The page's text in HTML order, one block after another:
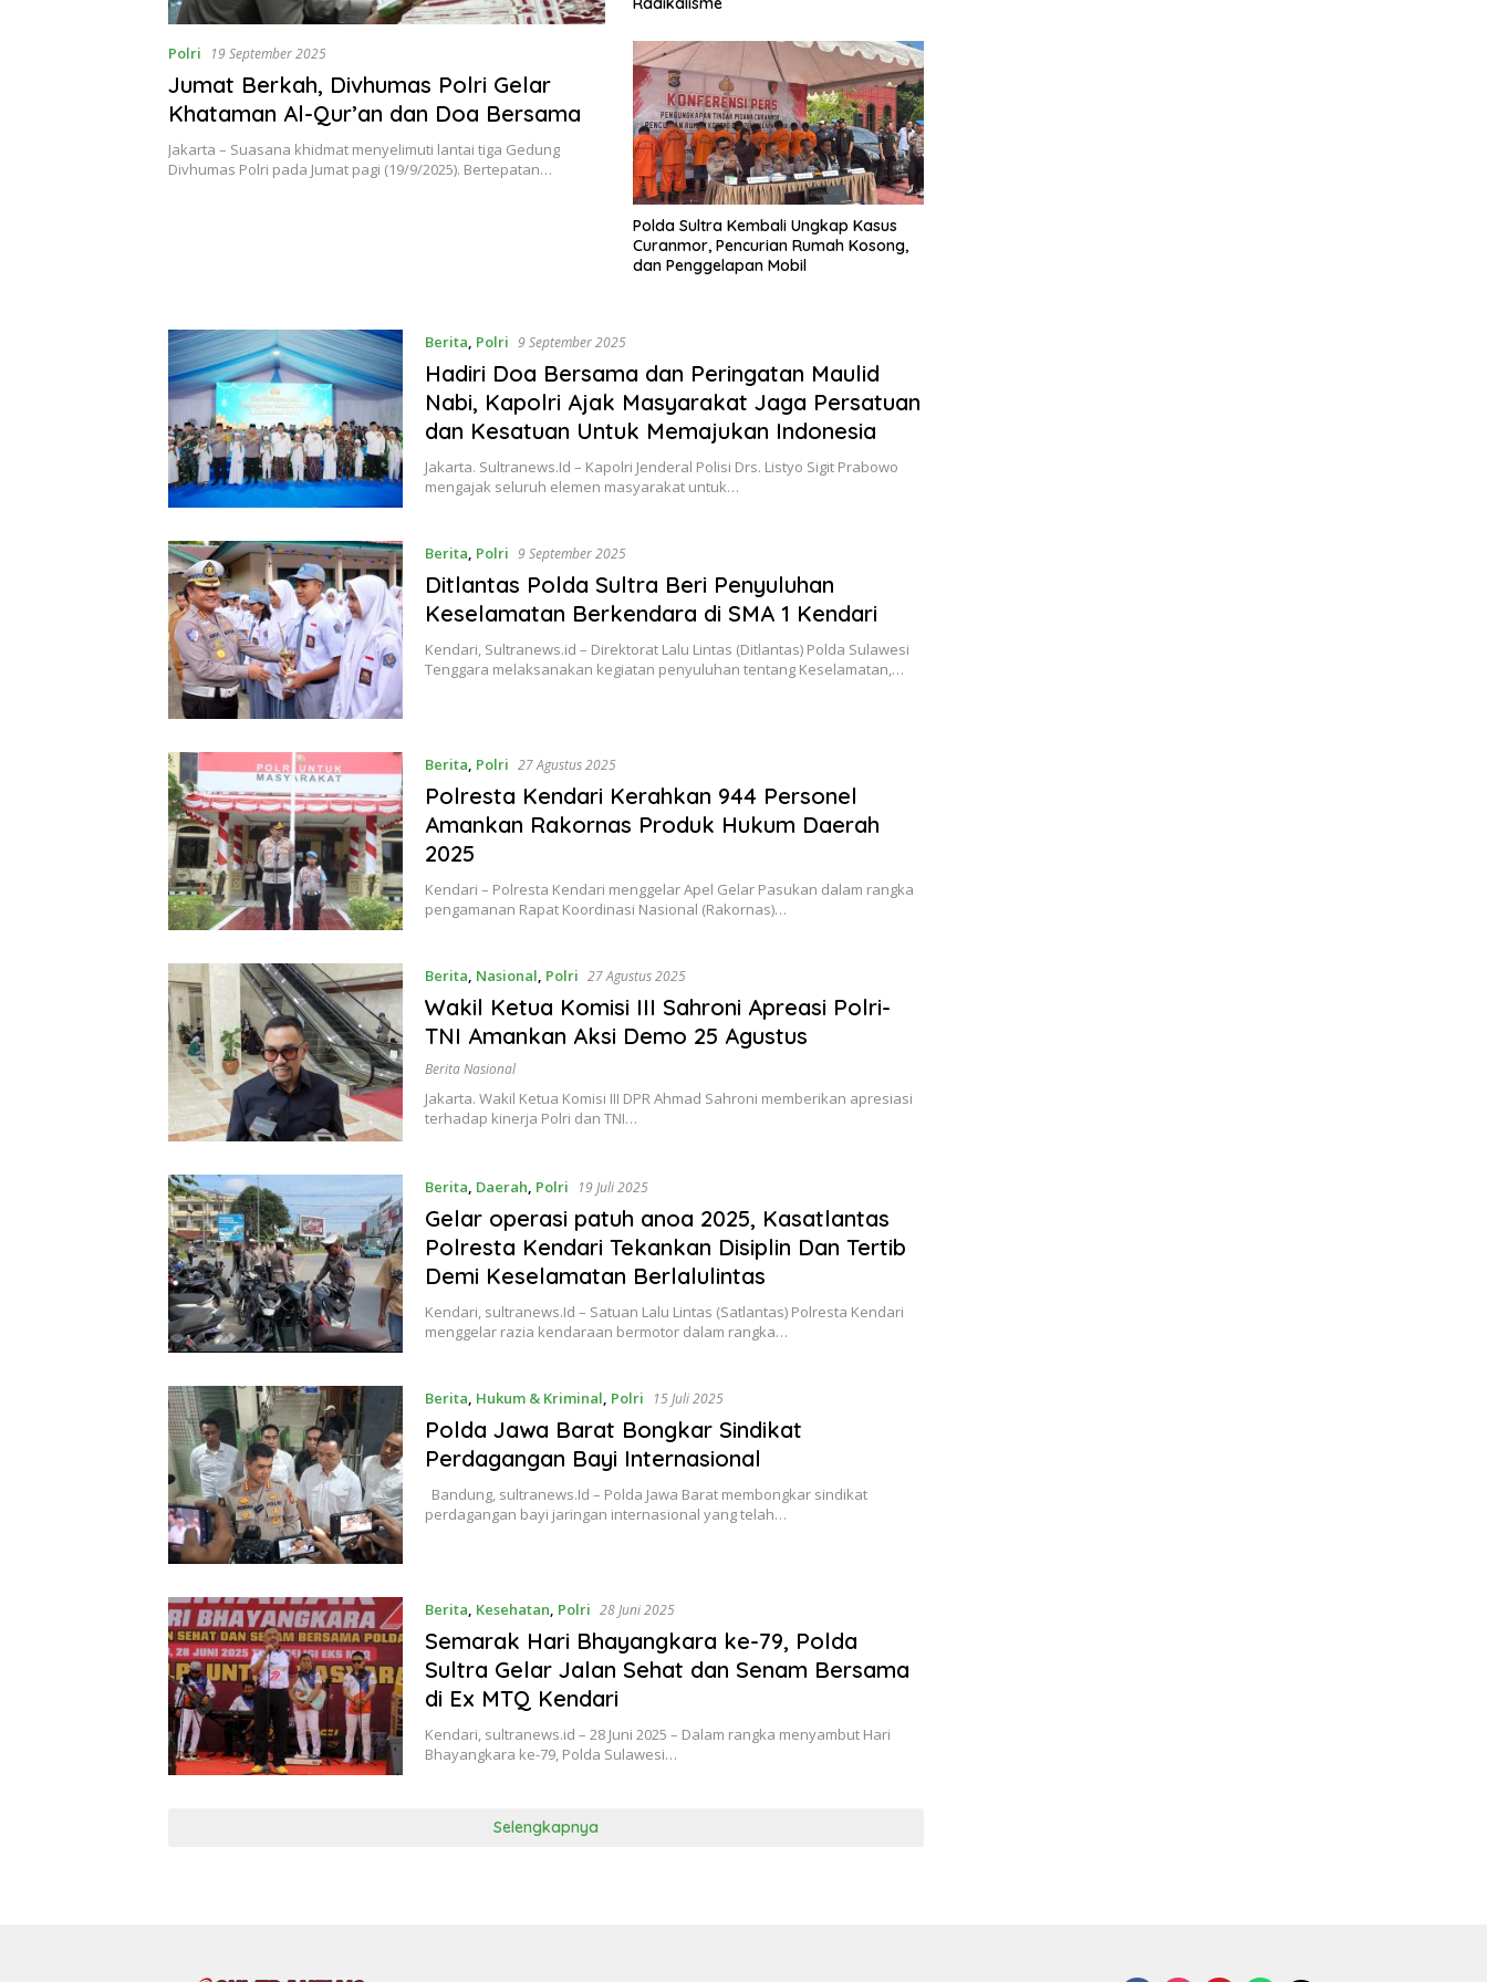
Polri 19 September 2025
Jumat Berkah, Divhumas Polri Gelar
Khataman Al-Qur’an dan Doa Bersama
Jakarta – Suasana khidmat menyelimuti lantai tiga Gedung
Divhumas Polri pada Jumat pagi (19/9/2025). Bertepatan…
Polda Sultra Kembali Ungkap Kasus
Curanmor, Pencurian Rumah Kosong,
dan Penggelapan Mobil
Berita, Polri 9 September 2025
Hadiri Doa Bersama dan Peringatan Maulid
Nabi, Kapolri Ajak Masyarakat Jaga Persatuan
dan Kesatuan Untuk Memajukan Indonesia
Jakarta. Sultranews.Id – Kapolri Jenderal Polisi Drs. Listyo Sigit Prabowo
mengajak seluruh elemen masyarakat untuk…
Berita, Polri 9 September 2025
Ditlantas Polda Sultra Beri Penyuluhan
Keselamatan Berkendara di SMA 1 Kendari
Kendari, Sultranews.id – Direktorat Lalu Lintas (Ditlantas) Polda Sulawesi
Tenggara melaksanakan kegiatan penyuluhan tentang Keselamatan,…
Berita, Polri 27 Agustus 2025
Polresta Kendari Kerahkan 944 Personel
Amankan Rakornas Produk Hukum Daerah
2025
Kendari – Polresta Kendari menggelar Apel Gelar Pasukan dalam rangka
pengamanan Rapat Koordinasi Nasional (Rakornas)…
Berita, Nasional, Polri 27 Agustus 2025
Wakil Ketua Komisi III Sahroni Apreasi Polri-
TNI Amankan Aksi Demo 25 Agustus
Berita Nasional
Jakarta. Wakil Ketua Komisi III DPR Ahmad Sahroni memberikan apresiasi
terhadap kinerja Polri dan TNI…
Berita, Daerah, Polri 19 Juli 2025
Gelar operasi patuh anoa 2025, Kasatlantas
Polresta Kendari Tekankan Disiplin Dan Tertib
Demi Keselamatan Berlalulintas
Kendari, sultranews.Id – Satuan Lalu Lintas (Satlantas) Polresta Kendari
menggelar razia kendaraan bermotor dalam rangka…
Berita, Hukum & Kriminal, Polri 15 Juli 2025
Polda Jawa Barat Bongkar Sindikat
Perdagangan Bayi Internasional
Bandung, sultranews.Id – Polda Jawa Barat membongkar sindikat
perdagangan bayi jaringan internasional yang telah…
Berita, Kesehatan, Polri 28 Juni 2025
Semarak Hari Bhayangkara ke-79, Polda
Sultra Gelar Jalan Sehat dan Senam Bersama
di Ex MTQ Kendari
Kendari, sultranews.id – 28 Juni 2025 – Dalam rangka menyambut Hari
Bhayangkara ke-79, Polda Sulawesi…
Selengkapnya